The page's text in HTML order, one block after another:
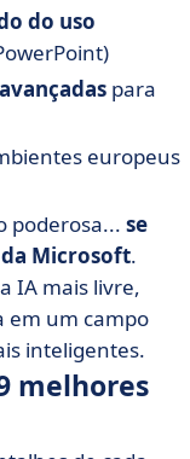
do uso
avançadas para
europeus
poderosa... se
Microsoft.
IA mais livre,
em um campo
inteligentes.
melhores